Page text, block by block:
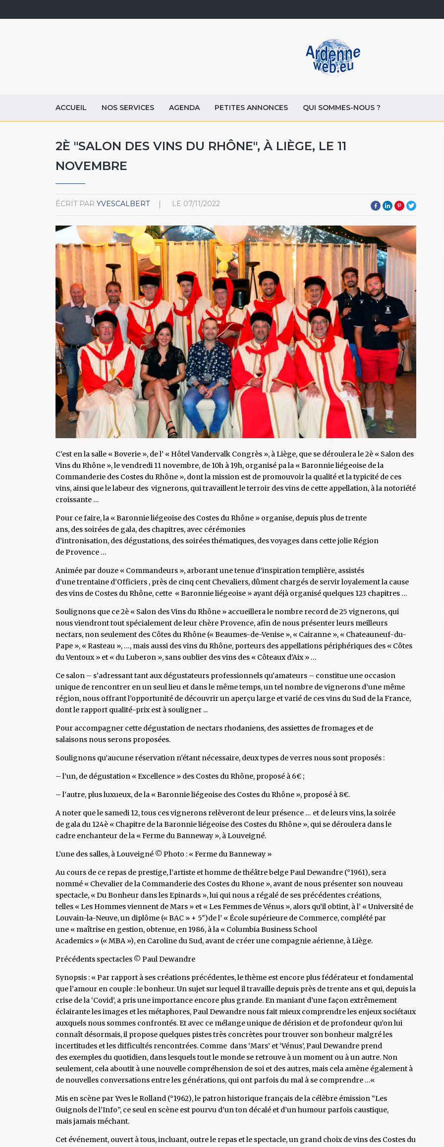
ACCUEIL NOS SERVICES AGENDA PETITES ANNONCES QUI SOMMES-NOUS ?
2È "SALON DES VINS DU RHÔNE", À LIÈGE, LE 11
NOVEMBRE
ÉCRIT PAR YVESCALBERT LE 07/11/2022
C’est en la salle « Boverie », de l’ « Hôtel Vandervalk Congrès », à Liège, que se déroulera le 2è « Salon des
Vins du Rhône », le vendredi 11 novembre, de 10h à 19h, organisé pa la « Baronnie liégeoise de la
Commanderie des Costes du Rhône », dont la mission est de promouvoir la qualité et la typicité de ces
vins, ainsi que le labeur des vignerons, qui travaillent le terroir des vins de cette appellation, à la notoriété
croissante …
Pour ce faire, la « Baronnie liégeoise des Costes du Rhône » organise, depuis plus de trente
ans, des soirées de gala, des chapitres, avec cérémonies
d’intronisation, des dégustations, des soirées thématiques, des voyages dans cette jolie Région
de Provence …
Animée par douze « Commandeurs », arborant une tenue d’inspiration templière, assistés
d’une trentaine d’Officiers , près de cinq cent Chevaliers, dûment chargés de servir loyalement la cause
des vins de Costes du Rhône, cette « Baronnie liégeoise » ayant déjà organisé quelques 123 chapitres …
Soulignons que ce 2è « Salon des Vins du Rhône » accueillera le nombre record de 25 vignerons, qui
nous viendront tout spécialement de leur chère Provence, afin de nous présenter leurs meilleurs
nectars, non seulement des Côtes du Rhône (« Beaumes-de-Venise », « Cairanne », « Chateauneuf-du-
Pape », « Rasteau », …, mais aussi des vins du Rhône, porteurs des appellations périphériques des « Côtes
du Ventoux » et « du Luberon », sans oublier des vins des « Côteaux d’Aix » …
Ce salon – s’adressant tant aux dégustateurs professionnels qu’amateurs – constitue une occasion
unique de rencontrer en un seul lieu et dans le même temps, un tel nombre de vignerons d’une même
région, nous offrant l’opportunité de découvrir un aperçu large et varié de ces vins du Sud de la France,
dont le rapport qualité-prix est à souligner ...
Pour accompagner cette dégustation de nectars rhodaniens, des assiettes de fromages et de
salaisons nous serons proposées.
Soulignons qu’aucune réservation n’étant nécessaire, deux types de verres nous sont proposés :
– l’un, de dégustation « Excellence » des Costes du Rhône, proposé à 6€ ;
– l’autre, plus luxueux, de la « Baronnie liégeoise des Costes du Rhône », proposé à 8€.
A noter que le samedi 12, tous ces vignerons relèveront de leur présence … et de leurs vins, la soirée
de gala du 124è « Chapitre de la Baronnie liégeoise des Costes du Rhône », qui se déroulera dans le
cadre enchanteur de la « Ferme du Banneway », à Louveigné.
L’une des salles, à Louveigné © Photo : « Ferme du Banneway »
Au cours de ce repas de prestige, l’artiste et homme de théâtre belge Paul Dewandre (°1961), sera
nommé « Chevalier de la Commanderie des Costes du Rhone », avant de nous présenter son nouveau
spectacle, « Du Bonheur dans les Epinards », lui qui nous a régalé de ses précédentes créations,
telles « Les Hommes viennent de Mars » et « Les Femmes de Vénus », alors qu’il obtint, à l’ « Université de
Louvain-la-Neuve, un diplôme (« BAC » + 5″)de l’ « École supérieure de Commerce, complété par
une « maîtrise en gestion, obtenue, en 1986, à la « Columbia Business School
Academics » (« MBA »), en Caroline du Sud, avant de créer une compagnie aérienne, à Liège.
Précédents spectacles © Paul Dewandre
Synopsis : « Par rapport à ses créations précédentes, le thème est encore plus fédérateur et fondamental
que l’amour en couple : le bonheur. Un sujet sur lequel il travaille depuis près de trente ans et qui, depuis la
crise de la ‘Covid’, a pris une importance encore plus grande. En maniant d’une façon extrêmement
éclairante les images et les métaphores, Paul Dewandre nous fait mieux comprendre les enjeux sociétaux
auxquels nous sommes confrontés. Et avec ce mélange unique de dérision et de profondeur qu’on lui
connaît désormais, il propose quelques pistes très concrètes pour trouver son bonheur malgré les
incertitudes et les difficultés rencontrées. Comme dans ‘Mars’ et ‘Vénus’, Paul Dewandre prend
des exemples du quotidien, dans lesquels tout le monde se retrouve à un moment ou à un autre. Non
seulement, cela aboutit à une nouvelle compréhension de soi et des autres, mais cela amène également à
de nouvelles conversations entre les générations, qui ont parfois du mal à se comprendre …«
Mis en scène par Yves le Rolland (°1962), le patron historique français de la célèbre émission “Les
Guignols de l’Info”, ce seul en scène est pourvu d’un ton décalé et d’un humour parfois caustique,
mais jamais méchant.
Cet événement, ouvert à tous, incluant, outre le repas et le spectacle, un grand choix de vins des Costes du